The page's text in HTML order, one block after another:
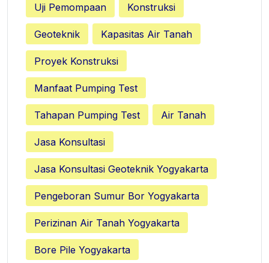
Uji Pemompaan Konstruksi
Geoteknik Kapasitas Air Tanah
Proyek Konstruksi
Manfaat Pumping Test
Tahapan Pumping Test Air Tanah
Jasa Konsultasi
Jasa Konsultasi Geoteknik Yogyakarta
Pengeboran Sumur Bor Yogyakarta
Perizinan Air Tanah Yogyakarta
Bore Pile Yogyakarta